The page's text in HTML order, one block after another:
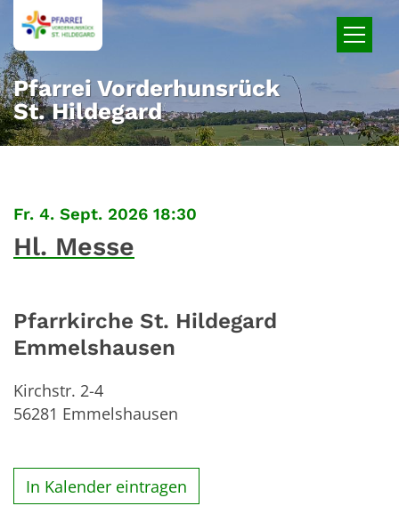
Zum Inhalt springen
Pfarrei Vorderhunsrück
St. Hildegard
Fr. 4. Sept. 2026 18:30
Hl. Messe
Pfarrkirche St. Hildegard
Emmelshausen
Kirchstr. 2-4
56281 Emmelshausen
In Kalender eintragen